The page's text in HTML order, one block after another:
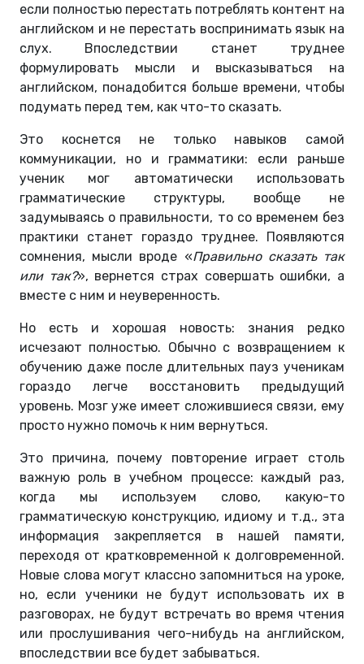
если полностью перестать потреблять контент на
английском и не перестать воспринимать язык на
слух. Впоследствии станет труднее
формулировать мысли и высказываться на
английском, понадобится больше времени, чтобы
подумать перед тем, как что-то сказать.
Это коснется не только навыков самой
коммуникации, но и грамматики: если раньше
ученик мог автоматически использовать
грамматические структуры, вообще не
задумываясь о правильности, то со временем без
практики станет гораздо труднее. Появляются
сомнения, мысли вроде «Правильно сказать так
или так?», вернется страх совершать ошибки, а
вместе с ним и неуверенность.
Но есть и хорошая новость: знания редко
исчезают полностью. Обычно с возвращением к
обучению даже после длительных пауз ученикам
гораздо легче восстановить предыдущий
уровень. Мозг уже имеет сложившиеся связи, ему
просто нужно помочь к ним вернуться.
Это причина, почему повторение играет столь
важную роль в учебном процессе: каждый раз,
когда мы используем слово, какую-то
грамматическую конструкцию, идиому и т.д., эта
информация закрепляется в нашей памяти,
переходя от кратковременной к долговременной.
Новые слова могут классно запомниться на уроке,
но, если ученики не будут использовать их в
разговорах, не будут встречать во время чтения
или прослушивания чего-нибудь на английском,
впоследствии все будет забываться.